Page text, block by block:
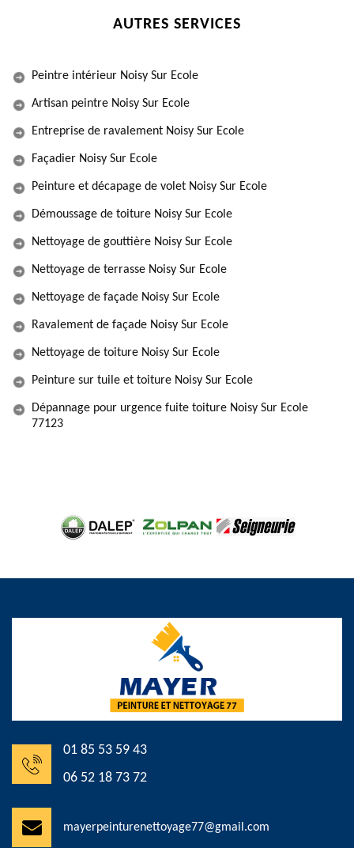
AUTRES SERVICES
Peintre intérieur Noisy Sur Ecole
Artisan peintre Noisy Sur Ecole
Entreprise de ravalement Noisy Sur Ecole
Façadier Noisy Sur Ecole
Peinture et décapage de volet Noisy Sur Ecole
Démoussage de toiture Noisy Sur Ecole
Nettoyage de gouttière Noisy Sur Ecole
Nettoyage de terrasse Noisy Sur Ecole
Nettoyage de façade Noisy Sur Ecole
Ravalement de façade Noisy Sur Ecole
Nettoyage de toiture Noisy Sur Ecole
Peinture sur tuile et toiture Noisy Sur Ecole
Dépannage pour urgence fuite toiture Noisy Sur Ecole
77123
01 85 53 59 43
06 52 18 73 72
mayerpeinturenettoyage77@gmail.com